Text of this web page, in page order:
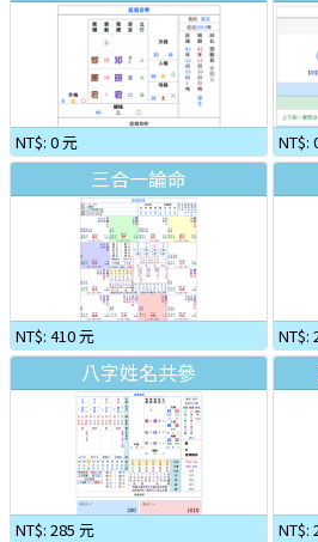
NT$: 0 元 NT$:
三合一論命
NT$: 410 元 NT$:
八字姓名共參
NT$: 285 元 NT$: